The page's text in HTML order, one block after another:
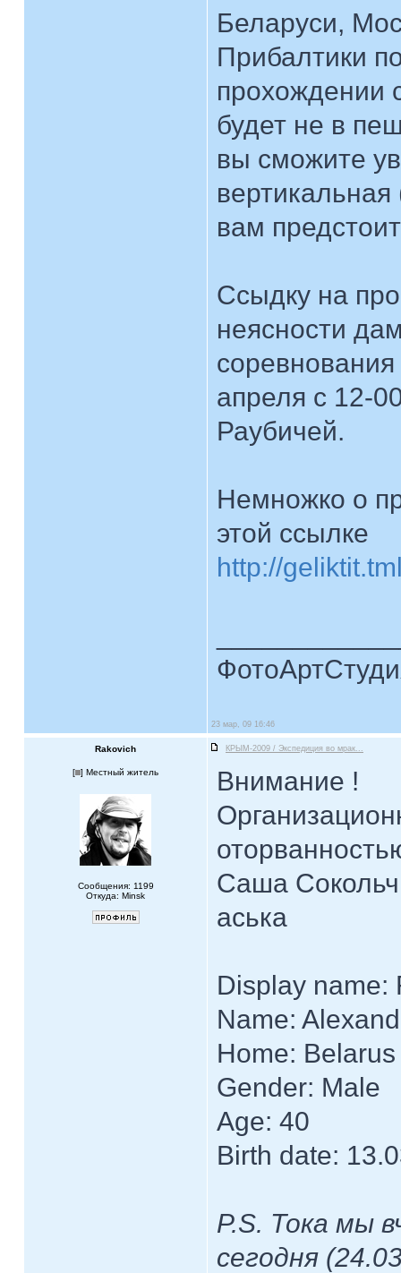
Беларуси,
Прибалтики
прохождении
будет не в
вы сможите
вам
Ссыдку на
неясности
апреля с 12-
Раубичей.
Немножко о
этой ссылке
http://
23 мар, 09 16:46
Rakovich КРЫМ-2009 / Экспедиция во мрак...
[ ] Местный житель
Сообщения: 1199
Откуда: Minsk
Внимание !
Саша
аська
Display name:
Name:
Home: Belarus
Gender: Male
Age: 40
Birth date:
P.S. Тока мы
сегодня